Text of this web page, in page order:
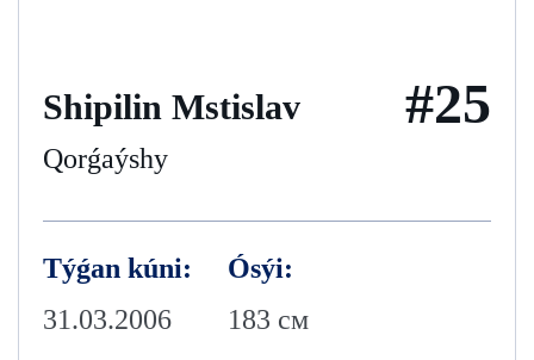
Shipilin Mstislav
Qorǵaýshy
#25
Týǵan kúni:
31.03.2006
Ósýi:
183 см